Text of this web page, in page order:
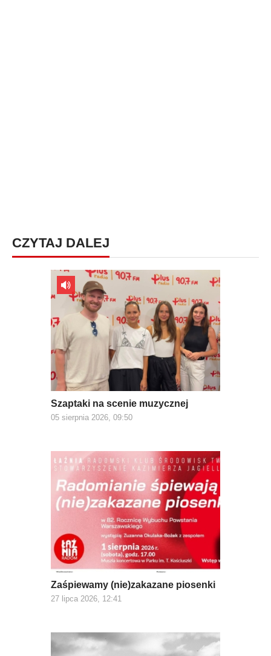
CZYTAJ DALEJ
Szaptaki na scenie muzycznej
05 sierpnia 2026, 09:50
Zaśpiewamy (nie)zakazane piosenki
27 lipca 2026, 12:41